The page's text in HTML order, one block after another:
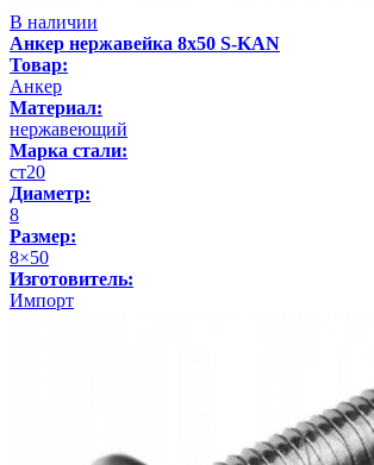
В наличии
Анкер нержавейка 8х50 S-KAN
Товар:
Анкер
Материал:
нержавеющий
Марка стали:
ст20
Диаметр:
8
Размер:
8×50
Изготовитель:
Импорт